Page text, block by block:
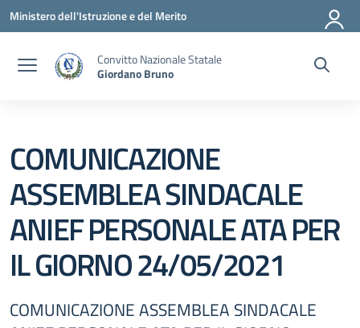
Vai ai contenuti
Vai al menu di navigazione
Vai al footer
Ministero dell'Istruzione e del Merito
Convitto Nazionale Statale
Giordano Bruno
COMUNICAZIONE
ASSEMBLEA SINDACALE
ANIEF PERSONALE ATA PER
IL GIORNO 24/05/2021
COMUNICAZIONE ASSEMBLEA SINDACALE